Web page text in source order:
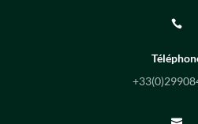

+33(0)